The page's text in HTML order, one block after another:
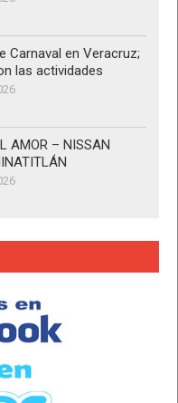
Carnaval en Veracruz;
las actividades
AMOR – NISSAN